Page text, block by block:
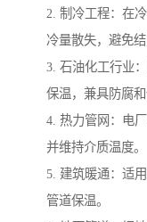
2. 制冷工程：在
冷量散失，避免结
3. 石油化工行业
保温，兼具防腐和
4. 热力管网：电
并维持介质温度。
5. 建筑暖通：适
管道保温。